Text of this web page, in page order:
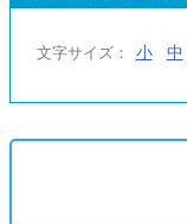
文字サイズ： 小 中